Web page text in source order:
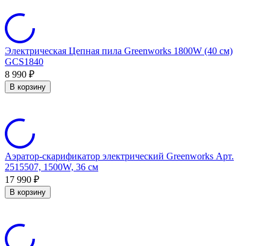
Электрическая Цепная пила Greenworks 1800W (40 см)
GCS1840
8 990 ₽
В корзину
Аэратор-скарификатор электрический Greenworks Арт.
2515507, 1500W, 36 см
17 990 ₽
В корзину